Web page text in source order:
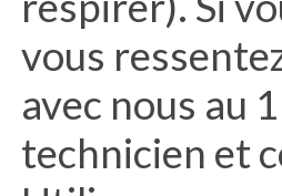
vous
avec nous au
technicien et